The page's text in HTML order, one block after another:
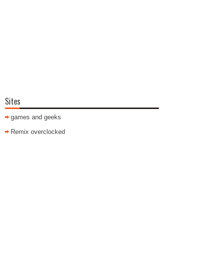
Sites
games and geeks
Remix overclocked